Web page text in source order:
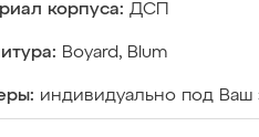
корпуса: ДСП
Boyard, Blum
индивидуально под Ваш